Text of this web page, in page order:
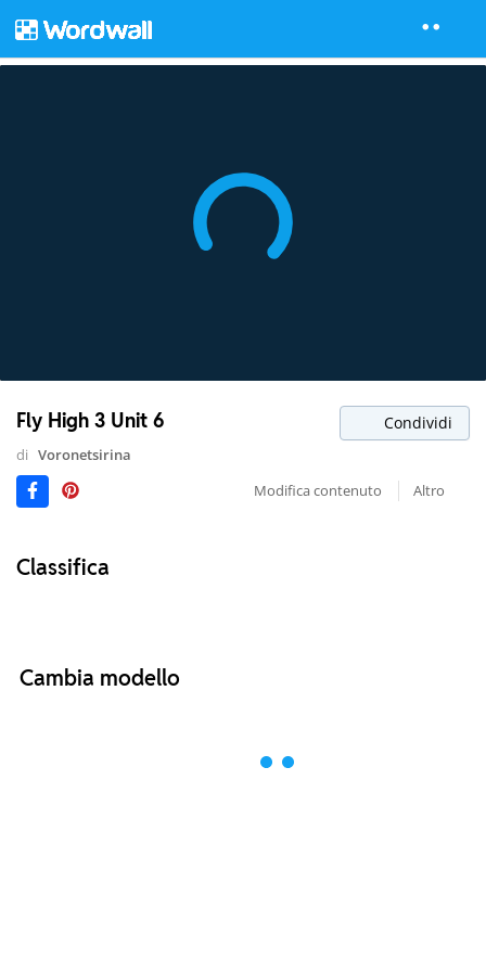
Fly High 3 Unit 6 Condividi
di Voronetsirina
Modifica contenuto
Altro
Classifica
Cambia modello